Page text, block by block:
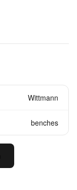
Wittmann
benches